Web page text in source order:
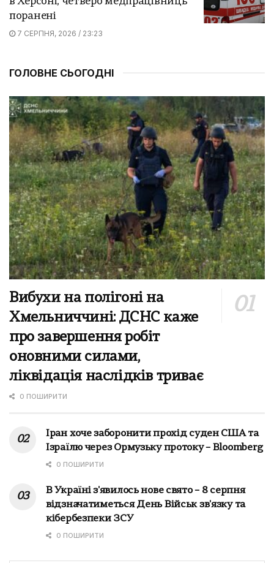
поранені
7 СЕРПНЯ, 2026 / 23:23
ГОЛОВНЕ СЬОГОДНІ
Вибухи на полігоні на
Хмельниччині: ДСНС каже
про завершення робіт
оновними силами,
ліквідація наслідків триває
0 ПОШИРИТИ
Іран хоче заборонити прохід суден США та
Ізраїлю через Ормузьку протоку – Bloomberg
0 ПОШИРИТИ
В Україні з'явилось нове свято – 8 серпня
відзначатиметься День Військ зв'язку та
кібербезпеки ЗСУ
0 ПОШИРИТИ